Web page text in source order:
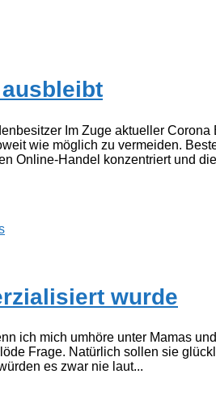
Im Zuge aktueller
wie möglich zu vermeiden.
Online-Handel konzentriert und
wurde
ich mich umhöre unter Mamas
Frage. Natürlich sollen sie
es zwar nie laut...